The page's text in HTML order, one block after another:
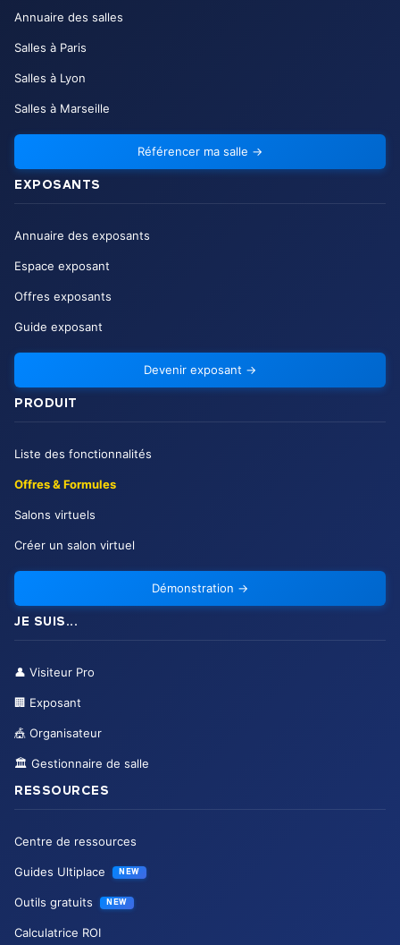
Annuaire des salles
Salles à Paris
Salles à Lyon
Salles à Marseille
Référencer ma salle →
EXPOSANTS
Annuaire des exposants
Espace exposant
Offres exposants
Guide exposant
Devenir exposant →
PRODUIT
Liste des fonctionnalités
Offres & Formules
Salons virtuels
Créer un salon virtuel
Démonstration →
JE SUIS...
👤 Visiteur Pro
🏢 Exposant
🎪 Organisateur
🏛️ Gestionnaire de salle
RESSOURCES
Centre de ressources
Guides Ultiplace NEW
Outils gratuits NEW
Calculatrice ROI